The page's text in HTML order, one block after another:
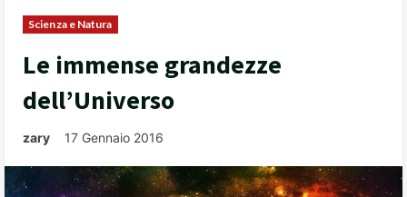
Scienza e Natura
Le immense grandezze
dell’Universo
zary 17 Gennaio 2016